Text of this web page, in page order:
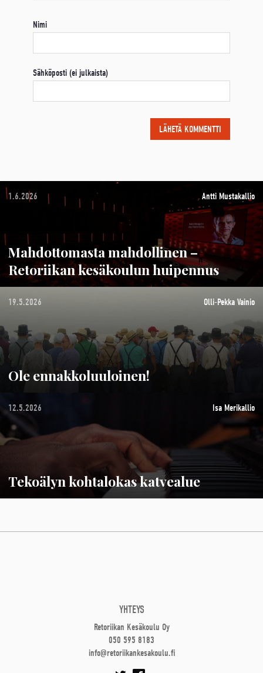
Nimi
Sähköposti (ei julkaista)
1.6.2026 Antti Mustakallio
Mahdottomasta mahdollinen –
Retoriikan kesäkoulun huipennus
19.5.2026 Olli-Pekka Vainio
Ole ennakkoluuloinen!
12.5.2026 Isa Merikallio
Tekoälyn kohtalokas katvealue
YHTEYS
Retoriikan Kesäkoulu Oy
050 595 8183
info@retoriikankesakoulu.fi